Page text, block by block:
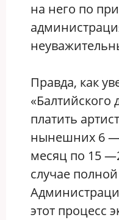
на него по
Правда, как
«Балтийского
платить
нынешних 6
месяц по 15
случае
этот процесс